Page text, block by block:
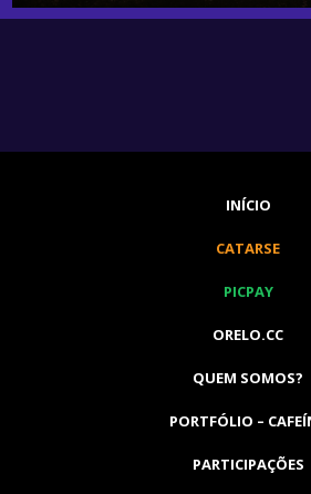
INÍCIO
CATARSE
PICPAY
ORELO.CC
QUEM SOMOS?
PORTFÓLIO –
PARTICIPAÇÕES